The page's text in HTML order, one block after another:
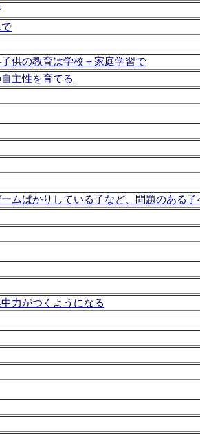
供の教育は学校＋家庭学習で
主性を育てる
ムばかりしている子など、問題のある
力がつくようになる